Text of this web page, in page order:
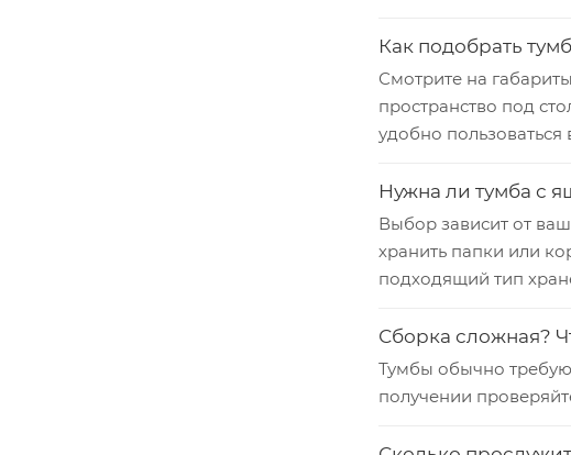
Как подобрать
Смотрите на
пространство под
удобно пользоваться
Нужна ли тумба с
Выбор зависит от
хранить папки или
подходящий тип
Сборка сложная?
Тумбы обычно
получении